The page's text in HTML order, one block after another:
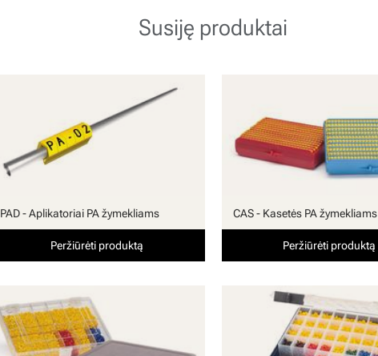
Susiję produktai
PAD - Aplikatoriai PA žymekliams
Peržiūrėti produktą
CAS - Kasetės PA žymekliams
Peržiūrėti produktą